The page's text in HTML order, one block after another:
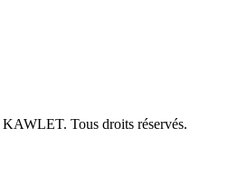
KAWLET. Tous droits réservés.